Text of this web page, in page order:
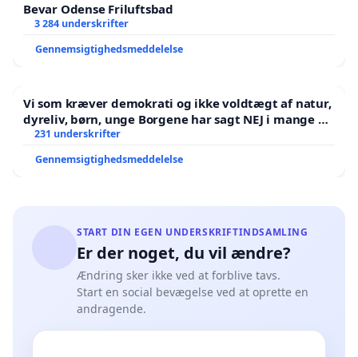
Bevar Odense Friluftsbad
3 284 underskrifter
Gennemsigtighedsmeddelelse
Vi som kræver demokrati og ikke voldtægt af natur,
dyreliv, børn, unge Borgene har sagt NEJ i mange år.
Der er
231 underskrifter
Gennemsigtighedsmeddelelse
START DIN EGEN UNDERSKRIFTINDSAMLING
Er der noget, du vil ændre?
Ændring sker ikke ved at forblive tavs.
Start en social bevægelse ved at oprette en
andragende.